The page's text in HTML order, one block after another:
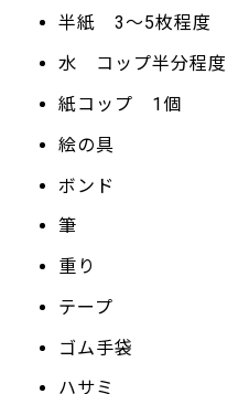
半紙 3～5枚程度
水 コップ半分程度
紙コップ 1個
絵の具
ボンド
筆
重り
テープ
ゴム手袋
ハサミ